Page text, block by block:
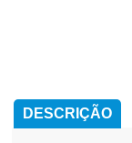
DESCRIÇÃO